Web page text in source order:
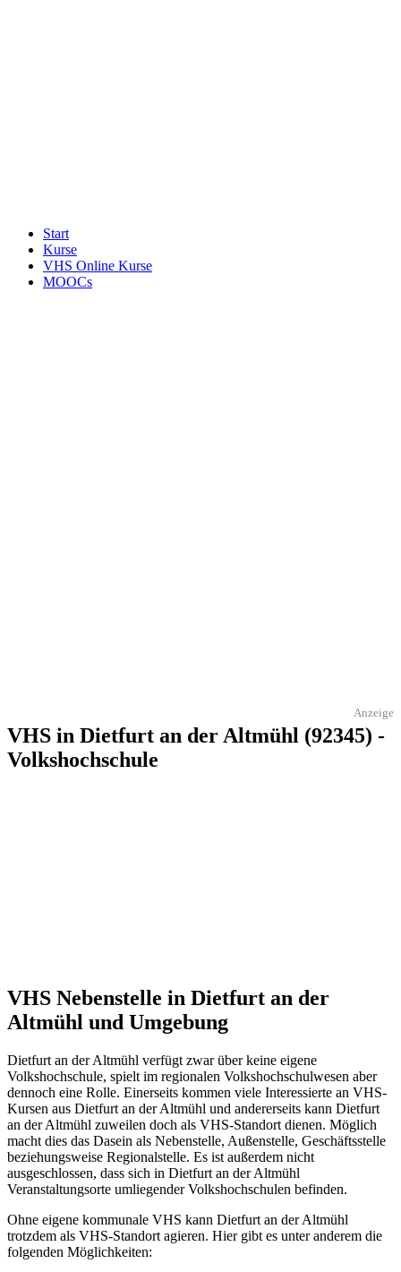
Start
Kurse
VHS Online Kurse
MOOCs
Anzeige
VHS in Dietfurt an der Altmühl (92345) -
Volkshochschule
VHS Nebenstelle in Dietfurt an der
Altmühl und Umgebung
Dietfurt an der Altmühl verfügt zwar über keine eigene
Volkshochschule, spielt im regionalen Volkshochschulwesen aber
dennoch eine Rolle. Einerseits kommen viele Interessierte an VHS-
Kursen aus Dietfurt an der Altmühl und andererseits kann Dietfurt
an der Altmühl zuweilen doch als VHS-Standort dienen. Möglich
macht dies das Dasein als Nebenstelle, Außenstelle, Geschäftsstelle
beziehungsweise Regionalstelle. Es ist außerdem nicht
ausgeschlossen, dass sich in Dietfurt an der Altmühl
Veranstaltungsorte umliegender Volkshochschulen befinden.
Ohne eigene kommunale VHS kann Dietfurt an der Altmühl
trotzdem als VHS-Standort agieren. Hier gibt es unter anderem die
folgenden Möglichkeiten: